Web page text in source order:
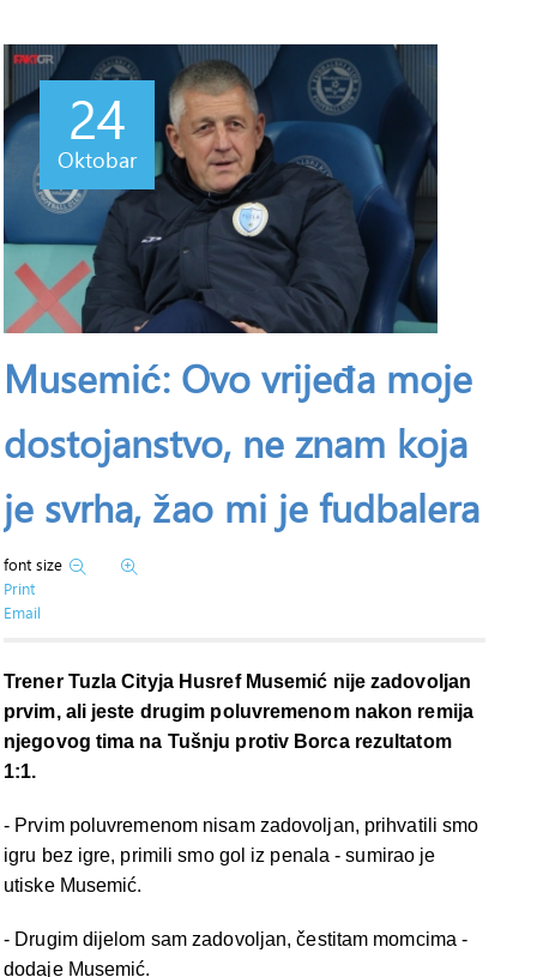
24
Oktobar
Musemić: Ovo vrijeđa moje
dostojanstvo, ne znam koja
je svrha, žao mi je fudbalera
font size
Print
Email
Trener Tuzla Cityja Husref Musemić nije zadovoljan
prvim, ali jeste drugim poluvremenom nakon remija
njegovog tima na Tušnju protiv Borca rezultatom
1:1.
- Prvim poluvremenom nisam zadovoljan, prihvatili smo
igru bez igre, primili smo gol iz penala - sumirao je
utiske Musemić.
- Drugim dijelom sam zadovoljan, čestitam momcima -
dodaje Musemić.